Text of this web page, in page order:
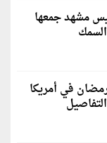
مشهد جمعها
في أمريكا